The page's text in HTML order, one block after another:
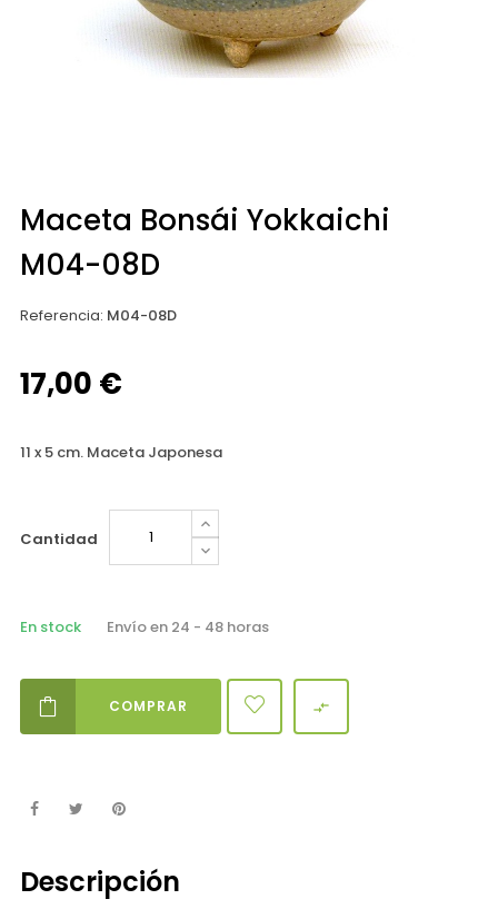
Maceta Bonsái Yokkaichi
M04-08D
Referencia: M04-08D
17,00 €
11 x 5 cm. Maceta Japonesa
Cantidad
En stock Envío en 24 - 48 horas
COMPRAR 
Descripción